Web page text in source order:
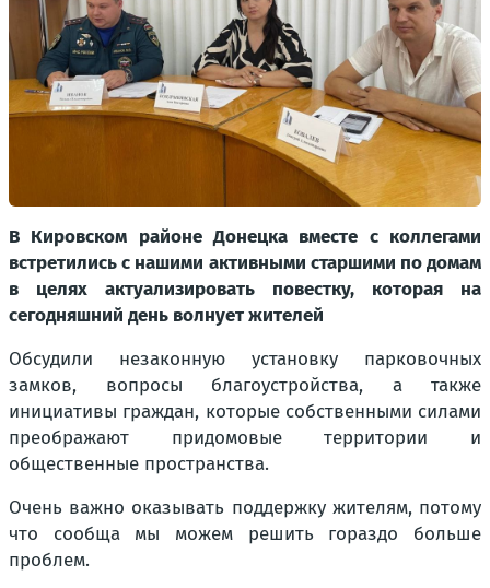
В Кировском районе Донецка вместе с коллегами
встретились с нашими активными старшими по домам
в целях актуализировать повестку, которая на
сегодняшний день волнует жителей
Обсудили незаконную установку парковочных
замков, вопросы благоустройства, а также
инициативы граждан, которые собственными силами
преображают придомовые территории и
общественные пространства.
Очень важно оказывать поддержку жителям, потому
что сообща мы можем решить гораздо больше
проблем.